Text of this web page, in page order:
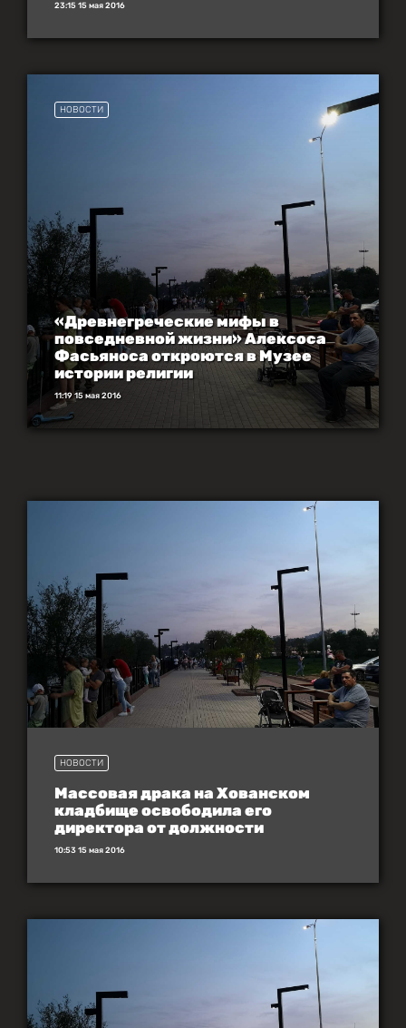
23:15 15 мая 2016
НОВОСТИ
«Древнегреческие мифы в
повседневной жизни» Алексоса
Фасьяноса откроются в Музее
истории религии
11:19 15 мая 2016
НОВОСТИ
Массовая драка на Хованском
кладбище освободила его
директора от должности
10:53 15 мая 2016